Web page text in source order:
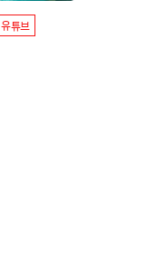
유튜브